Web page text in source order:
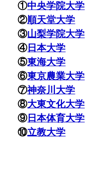
①中央学院大学
②順天堂大学
③山梨学院大学
④日本大学
⑤東海大学
⑥東京農業大学
⑦神奈川大学
⑧大東文化大学
⑨日本体育大学
⑩立教大学